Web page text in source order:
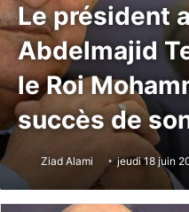
Le président
Abdelmajid
le Roi
succès de
Ziad Alami jeudi 18 juin